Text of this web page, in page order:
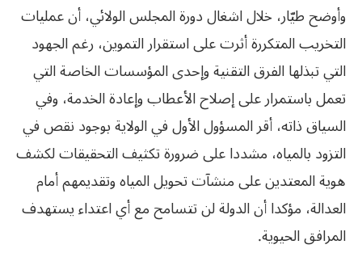
وأوضح طيّار، خلال اشغال دورة المجلس الولائي، أن عمليات
التخريب المتكررة أثرت على استقرار التموين، رغم الجهود
التي تبذلها الفرق التقنية وإحدى المؤسسات الخاصة التي
تعمل باستمرار على إصلاح الأعطاب وإعادة الخدمة، وفي
السياق ذاته، أقر المسؤول الأول في الولاية بوجود نقص في
التزود بالمياه، مشددا على ضرورة تكثيف التحقيقات لكشف
هوية المعتدين على منشآت تحويل المياه وتقديمهم أمام
العدالة، مؤكدا أن الدولة لن تتسامح مع أي اعتداء يستهدف
المرافق الحيوية.